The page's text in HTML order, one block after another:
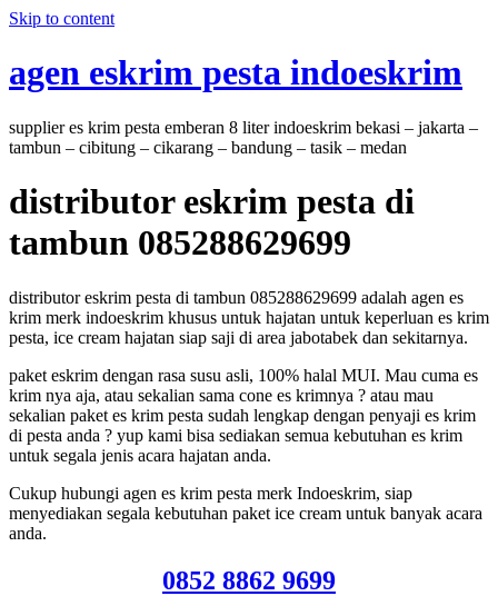
Skip to content
agen eskrim pesta indoeskrim
supplier es krim pesta emberan 8 liter indoeskrim bekasi – jakarta –
tambun – cibitung – cikarang – bandung – tasik – medan
distributor eskrim pesta di
tambun 085288629699
distributor eskrim pesta di tambun 085288629699 adalah agen es
krim merk indoeskrim khusus untuk hajatan untuk keperluan es krim
pesta, ice cream hajatan siap saji di area jabotabek dan sekitarnya.
paket eskrim dengan rasa susu asli, 100% halal MUI. Mau cuma es
krim nya aja, atau sekalian sama cone es krimnya ? atau mau
sekalian paket es krim pesta sudah lengkap dengan penyaji es krim
di pesta anda ? yup kami bisa sediakan semua kebutuhan es krim
untuk segala jenis acara hajatan anda.
Cukup hubungi agen es krim pesta merk Indoeskrim, siap
menyediakan segala kebutuhan paket ice cream untuk banyak acara
anda.
0852 8862 9699